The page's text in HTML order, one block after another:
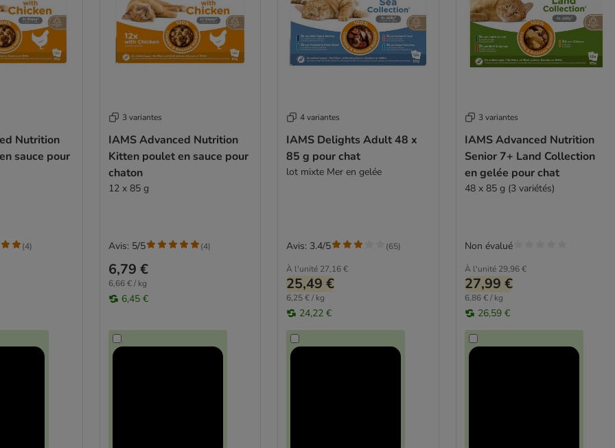
Nutrition
sauce pour
(4)
3 variantes
IAMS Advanced Nutrition
Kitten poulet en sauce pour
chaton
12 x 85 g
6,79 €
6,66 € / kg
6,45 €
Avis: 5/5 (4)
4 variantes
IAMS Delights Adult 48 x
85 g pour chat
lot mixte Mer en gelée
À l'unité 27,16 €
25,49 €
6,25 € / kg
24,22 €
Avis: 3.4/5 (65)
3 variantes
IAMS Advanced Nutrition
Senior 7+ Land Collection
en gelée pour chat
48 x 85 g (3 variétés)
À l'unité 29,96 €
27,99 €
6,86 € / kg
26,59 €
Non évalué